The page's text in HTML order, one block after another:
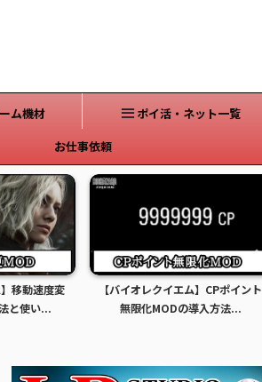
ム機材 ポイ活・ネット一覧
お仕事依頼
移動速度変
と使い...
【バイオレクイエム】CPポイント
無限化MODの導入方法...